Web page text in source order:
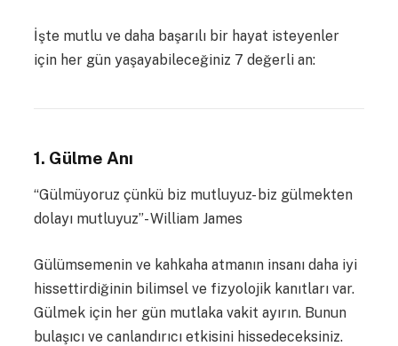
İşte mutlu ve daha başarılı bir hayat isteyenler
için her gün yaşayabileceğiniz 7 değerli an:
1. Gülme Anı
“Gülmüyoruz çünkü biz mutluyuz- biz gülmekten
dolayı mutluyuz”- William James
Gülümsemenin ve kahkaha atmanın insanı daha iyi
hissettirdiğinin bilimsel ve fizyolojik kanıtları var.
Gülmek için her gün mutlaka vakit ayırın. Bunun
bulaşıcı ve canlandırıcı etkisini hissedeceksiniz.